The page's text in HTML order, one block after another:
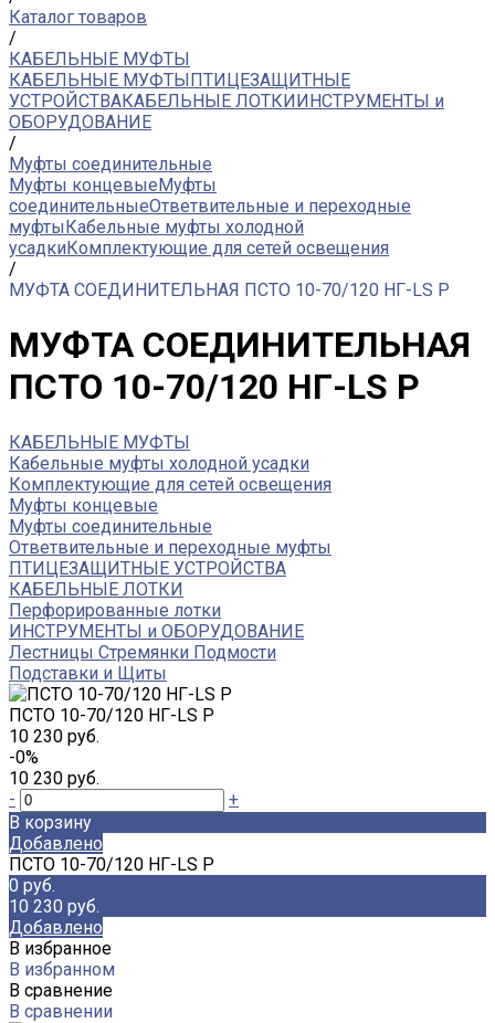
Каталог товаров
/
КАБЕЛЬНЫЕ МУФТЫ
КАБЕЛЬНЫЕ МУФТЫПТИЦЕЗАЩИТНЫЕ
УСТРОЙСТВАКАБЕЛЬНЫЕ ЛОТКИИНСТРУМЕНТЫ и
ОБОРУДОВАНИЕ
/
Муфты соединительные
Муфты концевыеМуфты
соединительныеОтветвительные и переходные
муфтыКабельные муфты холодной
усадкиКомплектующие для сетей освещения
/
МУФТА СОЕДИНИТЕЛЬНАЯ ПСТО 10-70/120 НГ-LS Р
МУФТА СОЕДИНИТЕЛЬНАЯ
ПСТО 10-70/120 НГ-LS Р
КАБЕЛЬНЫЕ МУФТЫ
Кабельные муфты холодной усадки
Комплектующие для сетей освещения
Муфты концевые
Муфты соединительные
Ответвительные и переходные муфты
ПТИЦЕЗАЩИТНЫЕ УСТРОЙСТВА
КАБЕЛЬНЫЕ ЛОТКИ
Перфорированные лотки
ИНСТРУМЕНТЫ и ОБОРУДОВАНИЕ
Лестницы Стремянки Подмости
Подставки и Щиты
ПСТО 10-70/120 НГ-LS Р
10 230 руб.
-0%
10 230 руб.
-
+
В корзину
Добавлено
ПСТО 10-70/120 НГ-LS Р
0 руб.
10 230 руб.
Добавлено
В избранное
В избранном
В сравнение
В сравнении